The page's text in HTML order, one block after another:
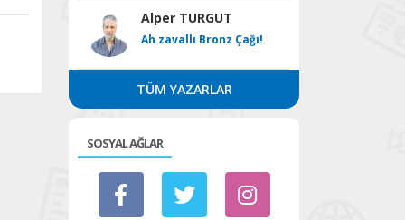
Alper TURGUT
Ah zavallı Bronz Çağı!
TÜM YAZARLAR
SOSYAL AĞLAR